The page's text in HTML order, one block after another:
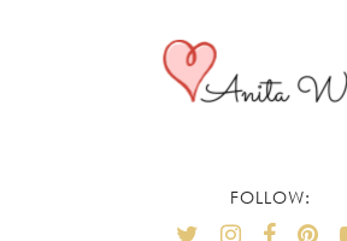
FOLLOW: